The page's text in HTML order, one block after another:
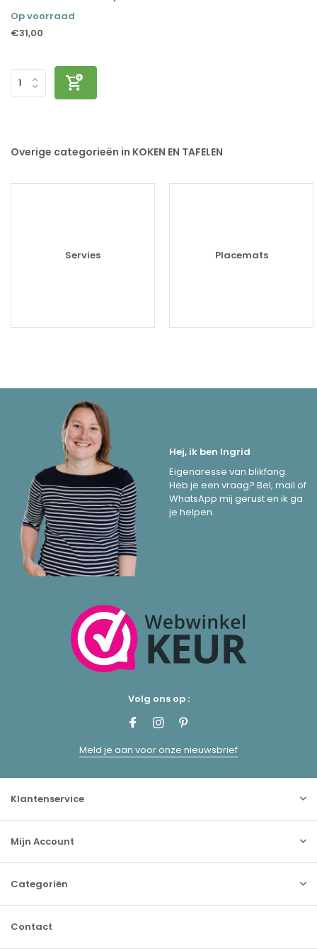
Op voorraad
€31,00
Overige categorieën in KOKEN EN TAFELEN
Servies Placemats
Hej, ik ben Ingrid
Eigenaresse van blikfang.
Heb je een vraag? Bel, mail of
WhatsApp mij gerust en ik ga
je helpen.
Volg ons op :
Meld je aan voor onze nieuwsbrief
Klantenservice
Mijn Account
Categoriën
Contact